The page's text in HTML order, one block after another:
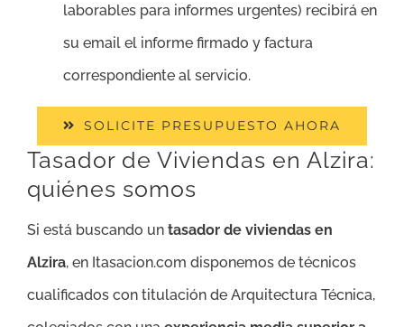
laborables para informes urgentes) recibirá en
su email el informe firmado y factura
correspondiente al servicio.
SOLICITE PRESUPUESTO AHORA
Tasador de Viviendas en Alzira:
quiénes somos
Si está buscando un tasador de viviendas en
Alzira, en Itasacion.com disponemos de técnicos
cualificados con titulación de Arquitectura Técnica,